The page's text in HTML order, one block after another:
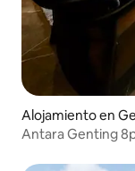
Alojamiento en
Antara Genting